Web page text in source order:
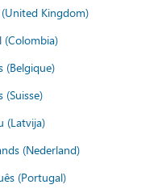
(United Kingdom)
(Colombia)
(Belgique)
(Suisse)
(Latvija)
(Nederland)
(Portugal)